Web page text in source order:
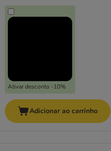
Ativar desconto -10%
Adicionar ao carrinho